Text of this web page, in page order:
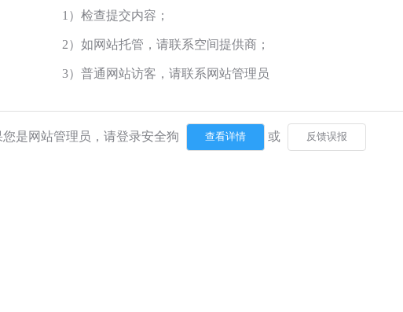
1）检查提交内容；
2）如网站托管，请联系空间提供商；
3）普通网站访客，请联系网站管理员
您是网站管理员，请登录安全狗 或